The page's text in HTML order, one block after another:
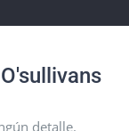
detalle.